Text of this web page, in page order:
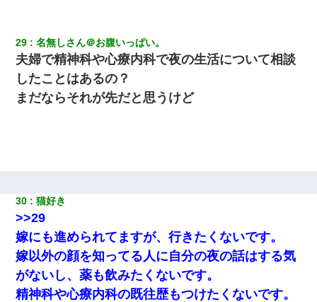
29 名無しさん＠お腹いっぱい。
夫婦で精神科や心療内科で夜の生活について相談
したことはあるの？
まだならそれが先だと思うけど
30 猫好き
>>29
嫁にも進められてますが、行きたくないです。
嫁以外の顔を知ってる人に自分の夜の話はする気
がないし、薬も飲みたくないです。
精神科や心療内科の既往歴もつけたくないです。